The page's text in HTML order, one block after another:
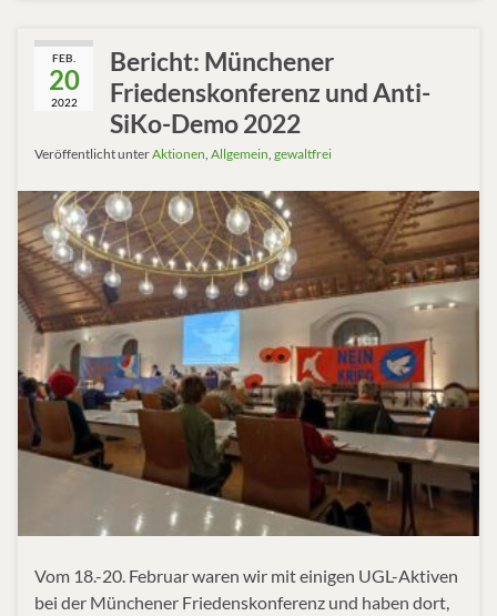
FEB.
20
2022
Bericht: Münchener
Friedenskonferenz und Anti-
SiKo-Demo 2022
Veröffentlicht unterAktionen, Allgemein, gewaltfrei
Vom 18.-20. Februar waren wir mit einigen UGL-Aktiven
bei der Münchener Friedenskonferenz und haben dort,